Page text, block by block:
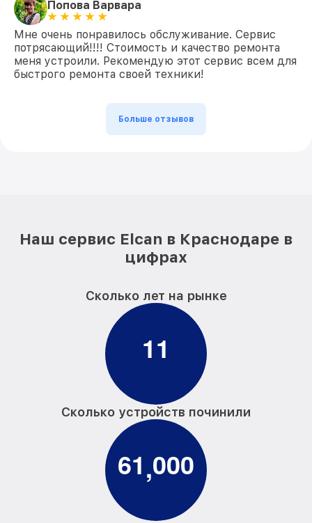
Попова Варвара
Мне очень понравилось обслуживание. Сервис
потрясающий!!!! Стоимость и качество ремонта
меня устроили. Рекомендую этот сервис всем для
быстрого ремонта своей техники!
Больше отзывов
Наш сервис Elcan в Краснодаре в
цифрах
Сколько лет на рынке
11
Сколько устройств починили
61,000